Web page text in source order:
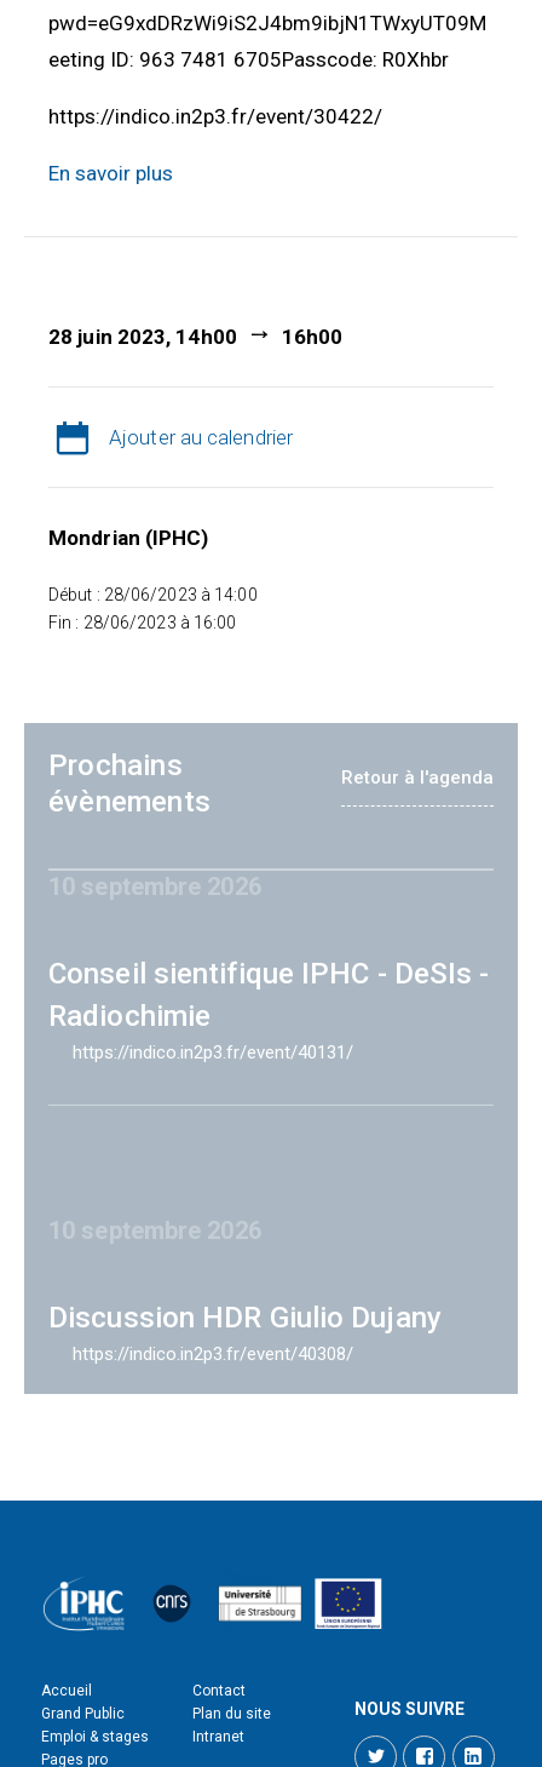
pwd=eG9xdDRzWi9iS2J4bm9ibjN1TWxyUT09M
eeting ID: 963 7481 6705Passcode: R0Xhbr
https://indico.in2p3.fr/event/30422/
En savoir plus
28 juin 2023, 14h00 16h00
Ajouter au calendrier
Mondrian (IPHC)
Début : 28/06/2023 à 14:00
Fin : 28/06/2023 à 16:00
Prochains
évènements
Retour à l'agenda
10 septembre 2026
Conseil sientifique IPHC - DeSIs -
Radiochimie
https://indico.in2p3.fr/event/40131/
10 septembre 2026
Discussion HDR Giulio Dujany
https://indico.in2p3.fr/event/40308/
Accueil
Grand Public
Emploi & stages
Pages pro
Contact
Plan du site
Intranet
NOUS SUIVRE
TwitterFacebook